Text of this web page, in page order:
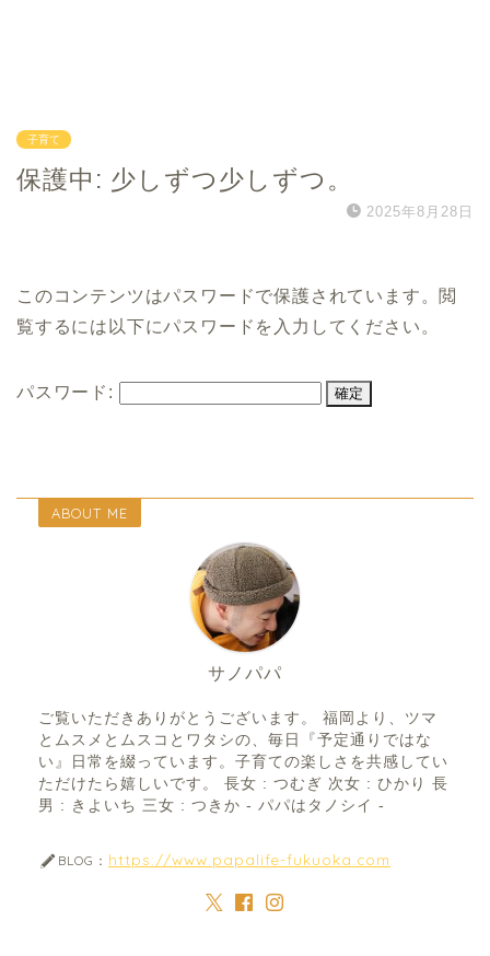
子育て
保護中: 少しずつ少しずつ。
2025年8月28日
このコンテンツはパスワードで保護されています。閲
覧するには以下にパスワードを入力してください。
パスワード:
ABOUT ME
サノパパ
ご覧いただきありがとうございます。 福岡より、ツマ
とムスメとムスコとワタシの、毎日『予定通りではな
い』日常を綴っています。子育ての楽しさを共感してい
ただけたら嬉しいです。 長女 : つむぎ 次女 : ひかり 長
男 : きよいち 三女 : つきか - パパはタノシイ -
BLOG： https://www.papalife-fukuoka.com